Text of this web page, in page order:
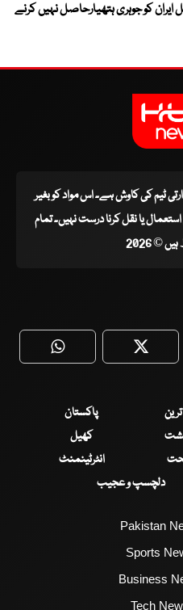
ایران کو جوہری ہتھیارحاصل نہیں کرنے
ٹیم کی کاوش ہے۔ اس مواد کو بغیر
یا نقل کرنا درست نہیں۔ تمام
© 2026
WhatsApp
ترین
پاکستان
کھیل
انٹرٹینمنٹ
دلچسپ و عجیب
Pakistan
Sports
Business
Tech